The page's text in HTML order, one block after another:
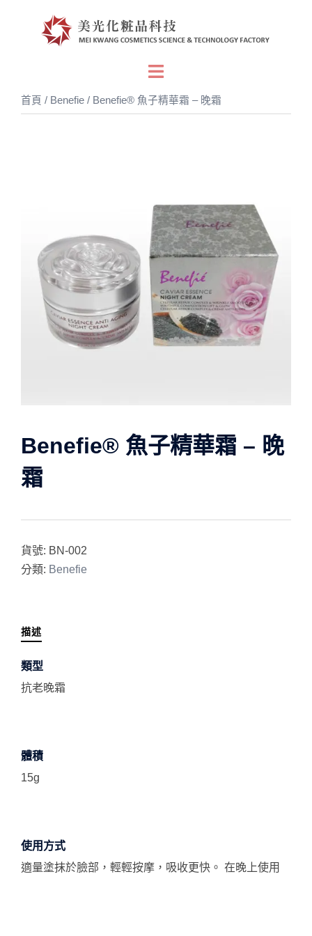
Toggle
首頁 / Benefie / Benefie® 魚子精華霜 – 晚霜
Benefie® 魚子精華霜 – 晚
霜
貨號: BN-002
分類: Benefie
描述
類型
抗老晚霜
體積
15g
使用方式
適量塗抹於臉部，輕輕按摩，吸收更快。 在晚上使用